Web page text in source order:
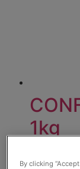
1kg
By clicking